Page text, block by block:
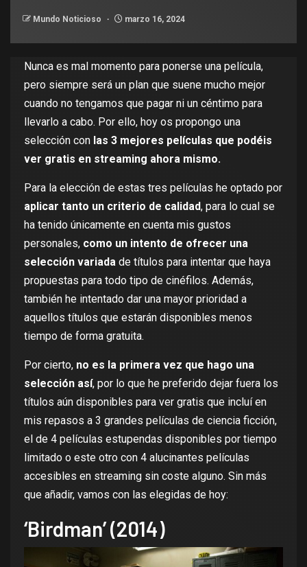
Mundo Noticioso marzo 16, 2024
Nunca es mal momento para ponerse una película,
pero siempre será un plan que suene mucho mejor
cuando no tengamos que pagar ni un céntimo para
llevarlo a cabo. Por ello, hoy os propongo una
selección con las 3 mejores películas que podéis
ver gratis en streaming ahora mismo.
Para la elección de estas tres películas he optado por
aplicar tanto un criterio de calidad, para lo cual se
ha tenido únicamente en cuenta mis gustos
personales, como un intento de ofrecer una
selección variada de títulos para intentar que haya
propuestas para todo tipo de cinéfilos. Además,
también he intentado dar una mayor prioridad a
aquellos títulos que estarán disponibles menos
tiempo de forma gratuita.
Por cierto, no es la primera vez que hago una
selección así, por lo que he preferido dejar fuera los
títulos aún disponibles para ver gratis que incluí en
mis repasos a 3 grandes películas de ciencia ficción,
el de 4 películas estupendas disponibles por tiempo
limitado o este otro con 4 alucinantes películas
accesibles en streaming sin coste alguno. Sin más
que añadir, vamos con las elegidas de hoy:
‘Birdman’ (2014)